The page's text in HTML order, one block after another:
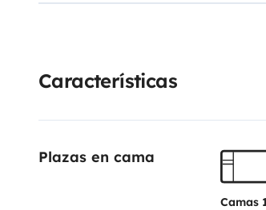
Características
Plazas en cama
Camas